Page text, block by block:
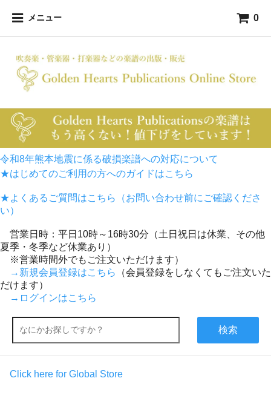
メニュー 0
令和8年熊本地震に係る破損楽譜への対応について
★はじめてのご利用の方へのガイドはこちら
★よくあるご質問はこちら（お問い合わせ前にご確認くださ
い）
営業日時：平日10時～16時30分（土日祝日は休業、その他
夏季・冬季など休業あり）
※営業時間外でもご注文いただけます）
→新規会員登録はこちら
（会員登録をしなくてもご注文いた
だけます）
→ログインはこちら
検索
Click here for Global Store